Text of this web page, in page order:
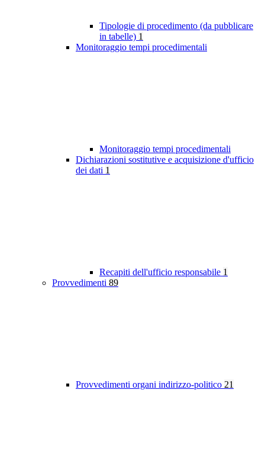
Tipologie di procedimento (da pubblicare
in tabelle) 1
Monitoraggio tempi procedimentali
Monitoraggio tempi procedimentali
Dichiarazioni sostitutive e acquisizione d'ufficio
dei dati 1
Recapiti dell'ufficio responsabile 1
Provvedimenti 89
Provvedimenti organi indirizzo-politico 21